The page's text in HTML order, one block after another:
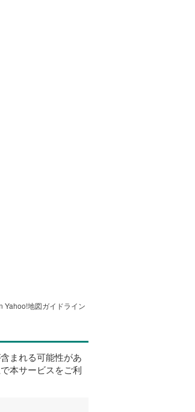
Yahoo!地図ガイドライン
まれる可能性があ
本サービスをご利